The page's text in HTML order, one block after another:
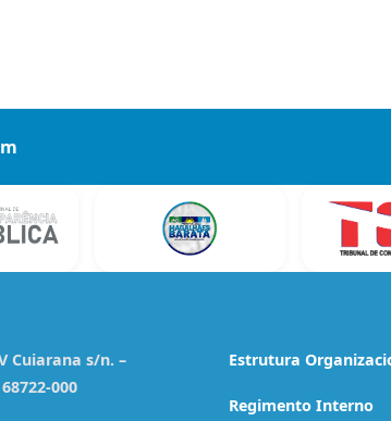
Cuiarana s/n. –
000
Estrutura
Regimento Interno